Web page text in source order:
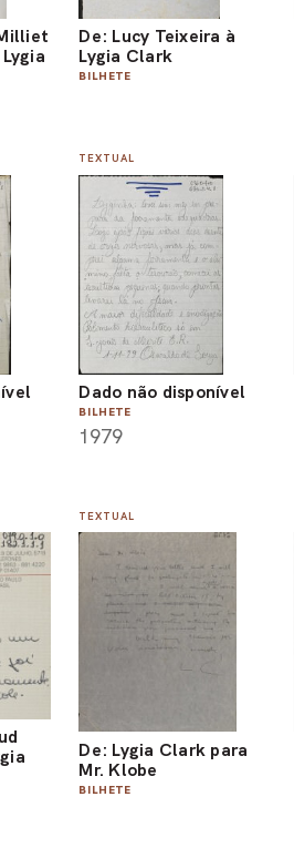
De: Lucy Teixeira à
Lygia Clark
BILHETE
TEXTUAL
Dado não disponível
BILHETE
1979
TEXTUAL
De: Lygia Clark para
Mr. Klobe
BILHETE